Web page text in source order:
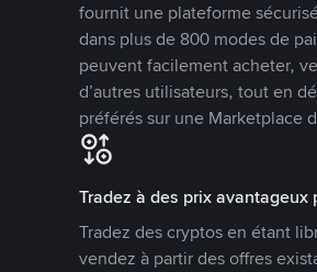
fournit une plateforme
dans plus de 800 modes de
peuvent facilement acheter,
d’autres utilisateurs, tout en
préférés sur une Marketplace
Tradez à des prix avantageux
Tradez des cryptos en étant
vendez à partir des offres